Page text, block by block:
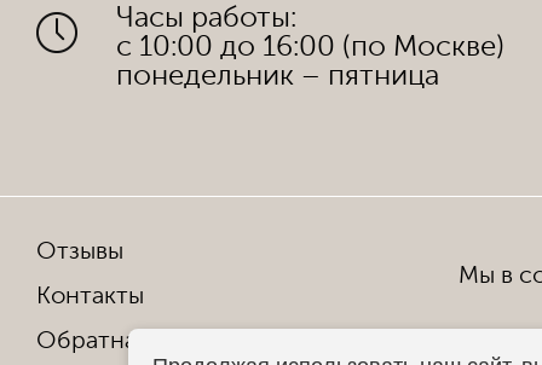
Часы работы:
с 10:00 до 16:00 (по Москве)
понедельник – пятница
Отзывы
Контакты
Обратная связь
Мы в